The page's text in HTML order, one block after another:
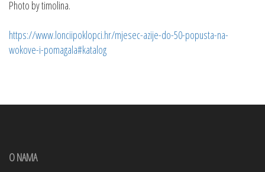
Photo by timolina.
https://www.lonciipoklopci.hr/mjesec-azije-do-50-popusta-na-
wokove-i-pomagala#katalog
O NAMA